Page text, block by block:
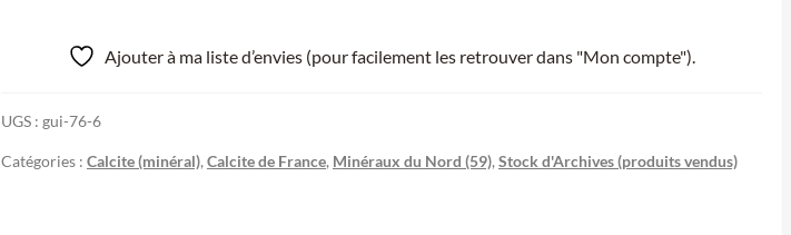
Ajouter à ma liste d’envies (pour facilement les retrouver dans "Mon compte").
UGS : gui-76-6
Catégories : Calcite (minéral), Calcite de France, Minéraux du Nord (59), Stock d'Archives (produits vendus)